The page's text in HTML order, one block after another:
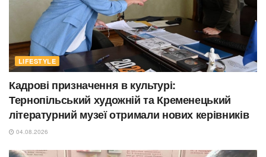
LIFESTYLE
Кадрові призначення в культурі:
Тернопільський художній та Кременецький
літературний музеї отримали нових керівників
04.08.2026